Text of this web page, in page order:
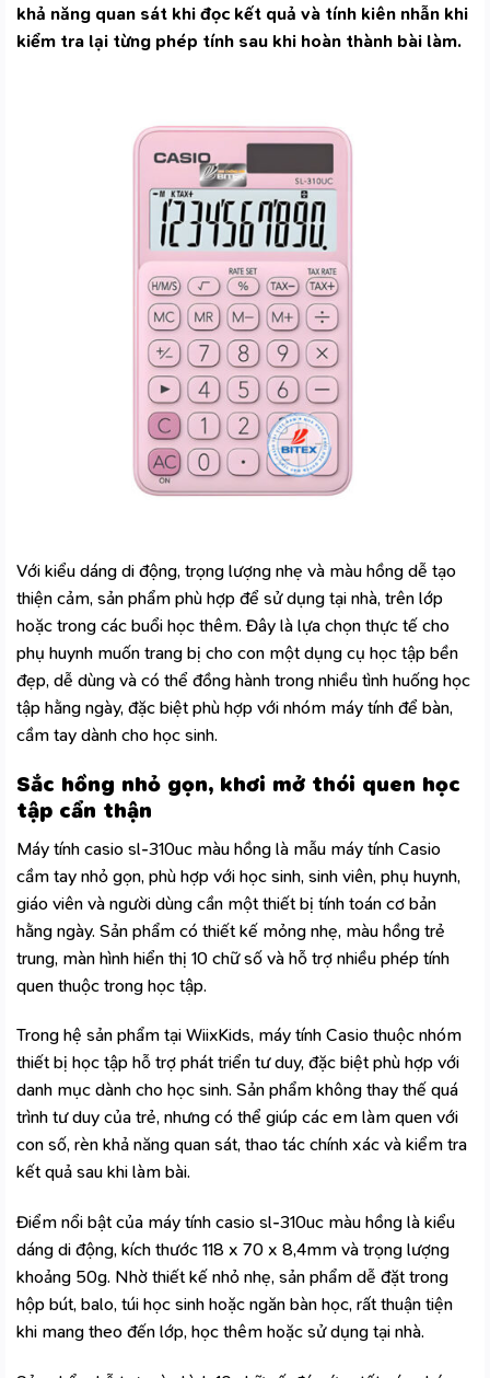
khả năng quan sát khi đọc kết quả và tính kiên nhẫn khi
kiểm tra lại từng phép tính sau khi hoàn thành bài làm.
Với kiểu dáng di động, trọng lượng nhẹ và màu hồng dễ tạo
thiện cảm, sản phẩm phù hợp để sử dụng tại nhà, trên lớp
hoặc trong các buổi học thêm. Đây là lựa chọn thực tế cho
phụ huynh muốn trang bị cho con một dụng cụ học tập bền
đẹp, dễ dùng và có thể đồng hành trong nhiều tình huống học
tập hằng ngày, đặc biệt phù hợp với nhóm máy tính để bàn,
cầm taydành cho học sinh.
Sắc hồng nhỏ gọn, khơi mở thói quen học
tập cẩn thận
Máy tính casio sl-310uc màu hồng là mẫu máy tính Casio
cầm tay nhỏ gọn, phù hợp với học sinh, sinh viên, phụ huynh,
giáo viên và người dùng cần một thiết bị tính toán cơ bản
hằng ngày. Sản phẩm có thiết kế mỏng nhẹ, màu hồng trẻ
trung, màn hình hiển thị 10 chữ số và hỗ trợ nhiều phép tính
quen thuộc trong học tập.
Trong hệ sản phẩm tại WiixKids, máy tính Casio thuộc nhóm
thiết bị học tập hỗ trợ phát triển tư duy, đặc biệt phù hợp với
danh mụcdành cho học sinh. Sản phẩm không thay thế quá
trình tư duy của trẻ, nhưng có thể giúp các em làm quen với
con số, rèn khả năng quan sát, thao tác chính xác và kiểm tra
kết quả sau khi làm bài.
Điểm nổi bật của máy tính casio sl-310uc màu hồng là kiểu
dáng di động, kích thước 118 x 70 x 8,4mm và trọng lượng
khoảng 50g. Nhờ thiết kế nhỏ nhẹ, sản phẩm dễ đặt trong
hộp bút, balo, túi học sinh hoặc ngăn bàn học, rất thuận tiện
khi mang theo đến lớp, học thêm hoặc sử dụng tại nhà.